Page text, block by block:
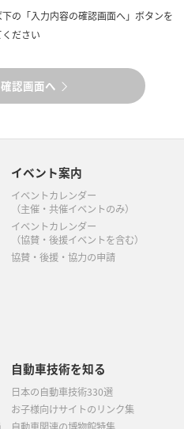
の「入力内容の確認画面へ」ボタンを
ださい
認画面へ
イベント案内
イベントカレンダー
（主催・共催イベントのみ）
イベントカレンダー
（協賛・後援イベントを含む）
協賛・後援・協力の申請
自動車技術を知る
日本の自動車技術330選
お子様向けサイトのリンク集